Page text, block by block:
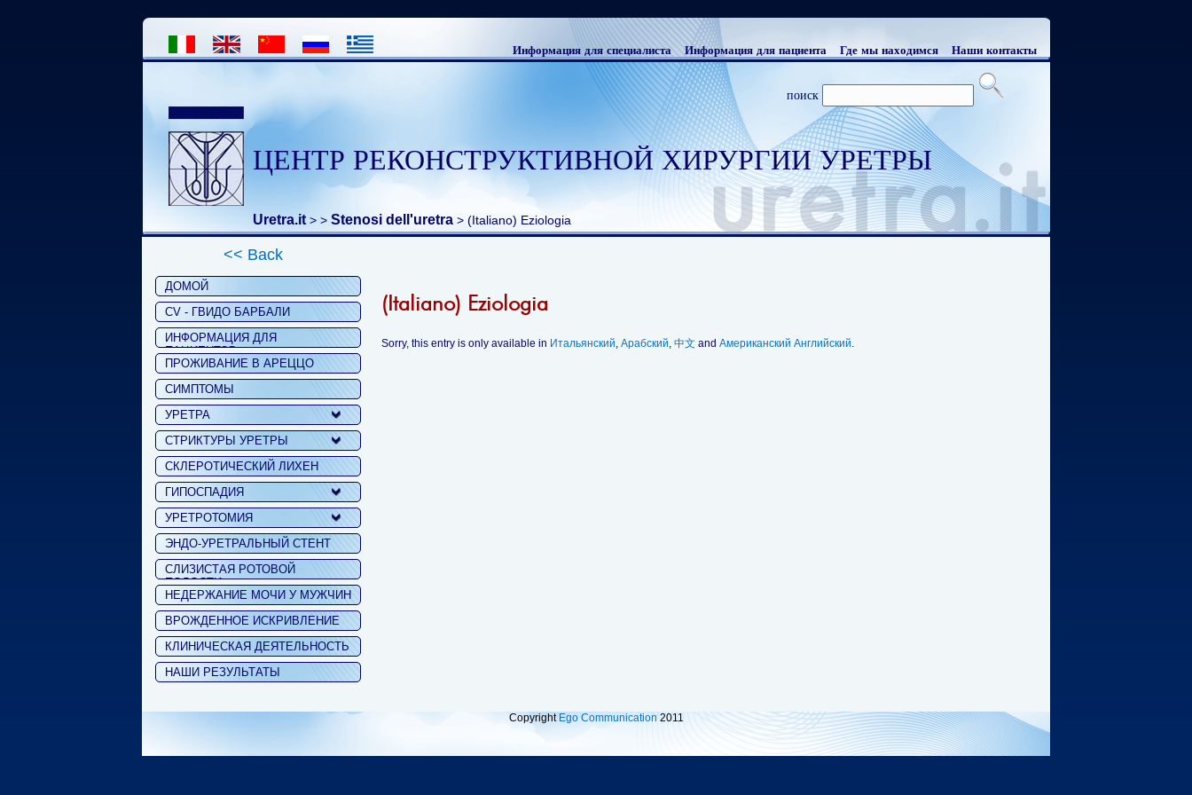
Наши контакты
Где мы находимся
Информация для пациента
Информация для специалиста
поиск
ЦЕНТР РЕКОНСТРУКТИВНОЙ ХИРУРГИИ УРЕТРЫ
Uretra.it > > Stenosi dell'uretra > (Italiano) Eziologia
<< Back
ДОМОЙ
CV - ГВИДО БАРБАЛИ
ИНФОРМАЦИЯ ДЛЯ
ПАЦИЕНТОВ
ПРОЖИВАНИЕ В АРЕЦЦО
СИМПТОМЫ
УРЕТРА
СТРИКТУРЫ УРЕТРЫ
СКЛЕРОТИЧЕСКИЙ ЛИХЕН
ГИПОСПАДИЯ
УРЕТРОТОМИЯ
ЭНДО-УРЕТРАЛЬНЫЙ СТЕНТ
СЛИЗИСТАЯ РОТОВОЙ
ПОЛОСТИ
НЕДЕРЖАНИЕ МОЧИ У МУЖЧИН
ВРОЖДЕННОЕ ИСКРИВЛЕНИЕ
КЛИНИЧЕСКАЯ ДЕЯТЕЛЬНОСТЬ
НАШИ РЕЗУЛЬТАТЫ
(Italiano) Eziologia
Sorry, this entry is only available in Итальянский, Арабский, 中文 and Американский Английский.
Copyright Ego Communication 2011